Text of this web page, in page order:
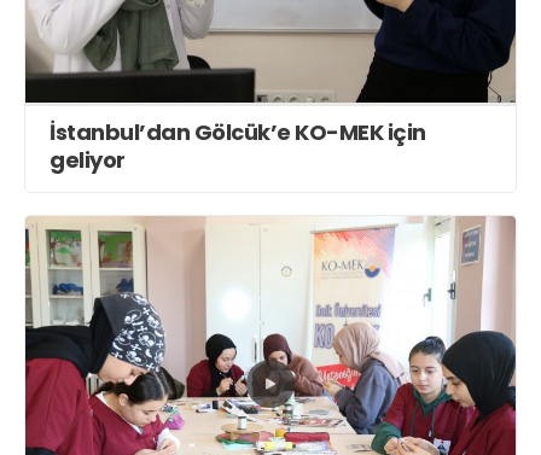
İstanbul’dan Gölcük’e KO-MEK için
geliyor